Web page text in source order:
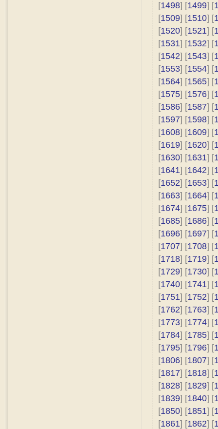
[1498] [1499] [
[1509] [1510] [
[1520] [1521] [
[1531] [1532] [
[1542] [1543] [
[1553] [1554] [
[1564] [1565] [
[1575] [1576] [
[1586] [1587] [
[1597] [1598] [
[1608] [1609] [
[1619] [1620] [
[1630] [1631] [
[1641] [1642] [
[1652] [1653] [
[1663] [1664] [
[1674] [1675] [
[1685] [1686] [
[1696] [1697] [
[1707] [1708] [
[1718] [1719] [
[1729] [1730] [
[1740] [1741] [
[1751] [1752] [
[1762] [1763] [
[1773] [1774] [
[1784] [1785] [
[1795] [1796] [
[1806] [1807] [
[1817] [1818] [
[1828] [1829] [
[1839] [1840] [
[1850] [1851] [
[1861] [1862] [